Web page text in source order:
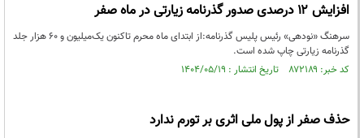
افزایش ۱۲ درصدی صدور گذرنامه زیارتی در ماه صفر
سرهنگ «نودهی» رئیس پلیس گذرنامه:از ابتدای ماه محرم تاکنون یک‌میلیون و ۶۰ هزار جلد
گذرنامه زیارتی چاپ شده است.
کد خبر: ۸۷۲۱۸۹ تاریخ انتشار : ۱۴۰۴/۰۵/۱۹
حذف صفر از پول ملی اثری بر تورم ندارد